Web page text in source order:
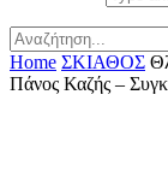
Home ΣΚΙΑΘΟΣ
Πάνος Καζής –